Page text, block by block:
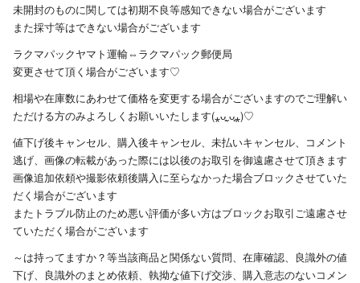
未開封のものに関しては初期不良等感知できない場合がございます
また採寸等はできない場合がございます
ラクマパックヤマト運輸⇔ラクマパック郵便局
変更させて頂く場合がございます♡
相場や在庫数にあわせて価格を変更する場合がございますのでご理解い
ただける方のみよろしくお願いいたします(⁎ᴗ͈ˬᴗ͈⁎)♡
値下げ後キャンセル、購入後キャンセル、未払いキャンセル、コメント
逃げ、画像の転載があった際には以後のお取引を御遠慮させて頂きます
画像追加依頼や撮影依頼後購入に至らなかった場合ブロックさせていた
だく場合がございます
またトラブル防止のため悪い評価が多い方はブロックお取引ご遠慮させ
ていただく場合がございます
～は持ってますか？等当該商品と関係ない質問、在庫確認、良識外の値
下げ、良識外のまとめ依頼、執拗な値下げ交渉、購入意志のないコメン